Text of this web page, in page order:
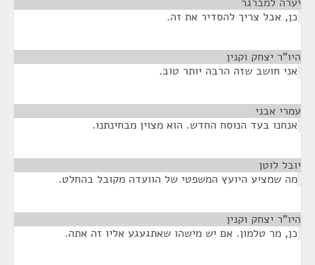
כן, אבל צריך להסדיר את זה.
היו"ר יצחק וקנין
אני חושב שזה הרבה יותר טוב.
עמרי אבני
אנחנו בעד הנוסח החדש. הוא מצוין מבחינתנו.
יובל לוטן
מה שמציע היועץ המשפטי של הוועדה מקובל בהחלט.
היו"ר יצחק וקנין
כן, מר טלמון. אם יש מישהו שאתגעגע אליו זה אתה.